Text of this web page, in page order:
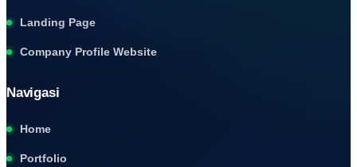
Landing Page
Company Profile Website
Navigasi
Home
Portfolio